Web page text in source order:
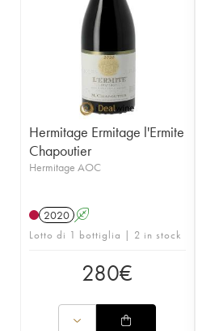
Hermitage Ermitage l'Ermite
Chapoutier
Hermitage AOC
2020 A
Lotto di 1 bottiglia | 2 in stock
280€